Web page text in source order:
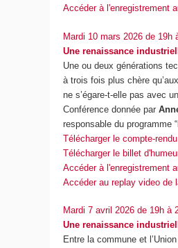
Accéder à l'enregistrement
Mardi 10 mars 2026 de 19h
Une renaissance
Une ou deux générations
à trois fois plus chère
ne s’égare-t-elle pas avec
Conférence donnée par
responsable du programme
Télécharger le compte-rendu
Télécharger le billet
Accéder à l'enregistrement
Accéder au replay video de
Mardi 7 avril 2026 de 19h à
Une renaissance
Entre la commune et